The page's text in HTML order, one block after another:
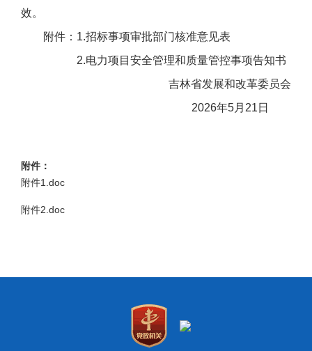
效。
附件：1.招标事项审批部门核准意见表
2.电力项目安全管理和质量管控事项告知书
吉林省发展和改革委员会
2026年5月21日
附件：
附件1.doc
附件2.doc